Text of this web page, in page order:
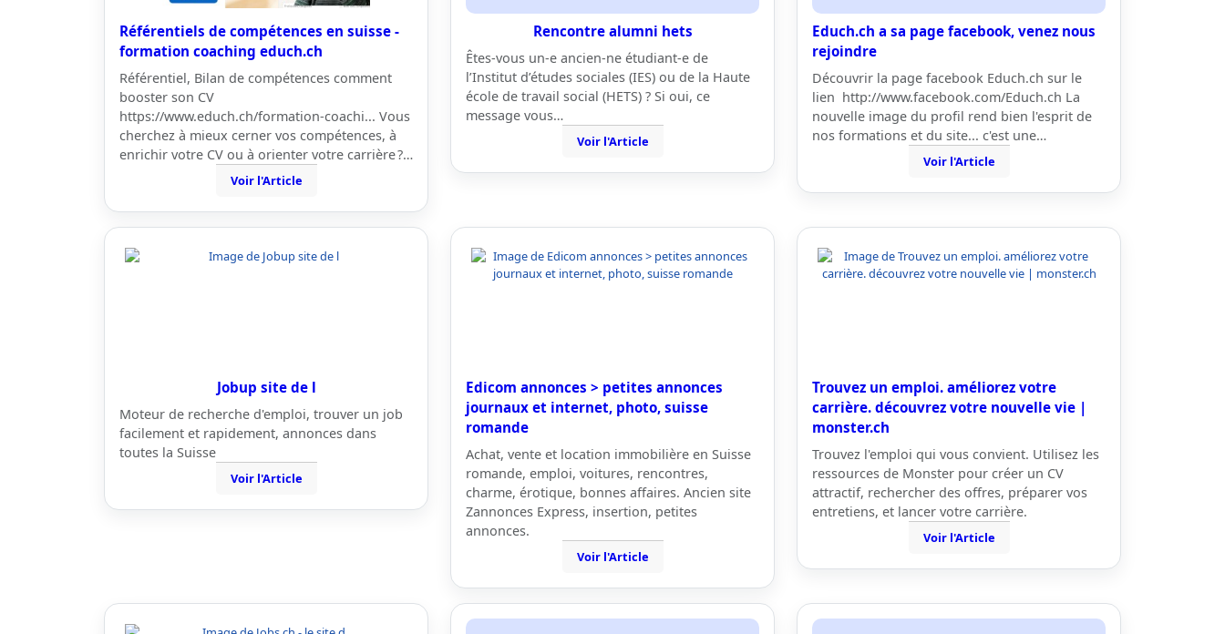
Référentiels de compétences en suisse -
formation coaching educh.ch
Référentiel, Bilan de compétences comment
booster son CV
https://www.educh.ch/formation-coachi... Vous
cherchez à mieux cerner vos compétences, à
enrichir votre CV ou à orienter votre carrière ?…
Voir l'Article
Rencontre alumni hets
Êtes-vous un-e ancien-ne étudiant-e de
l’Institut d’études sociales (IES) ou de la Haute
école de travail social (HETS) ? Si oui, ce
message vous…
Voir l'Article
Educh.ch a sa page facebook, venez nous
rejoindre
Découvrir la page facebook Educh.ch sur le
lien http://www.facebook.com/Educh.ch La
nouvelle image du profil rend bien l'esprit de
nos formations et du site... c'est une…
Voir l'Article
Jobup site de l
Moteur de recherche d'emploi, trouver un job
facilement et rapidement, annonces dans
toutes la Suisse
Voir l'Article
Edicom annonces > petites annonces
journaux et internet, photo, suisse
romande
Achat, vente et location immobilière en Suisse
romande, emploi, voitures, rencontres,
charme, érotique, bonnes affaires. Ancien site
Zannonces Express, insertion, petites
annonces.
Voir l'Article
Trouvez un emploi. améliorez votre
carrière. découvrez votre nouvelle vie |
monster.ch
Trouvez l'emploi qui vous convient. Utilisez les
ressources de Monster pour créer un CV
attractif, rechercher des offres, préparer vos
entretiens, et lancer votre carrière.
Voir l'Article